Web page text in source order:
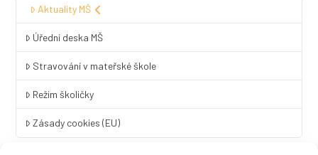
Aktuality MŠ
Úřední deska MŠ
Stravování v mateřské škole
Režim školičky
Zásady cookies (EU)